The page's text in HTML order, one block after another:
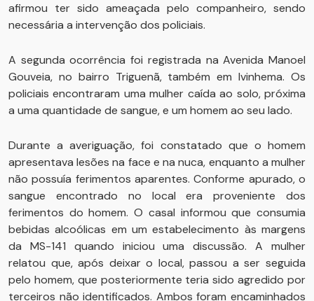
afirmou ter sido ameaçada pelo companheiro, sendo
necessária a intervenção dos policiais.
A segunda ocorrência foi registrada na Avenida Manoel
Gouveia, no bairro Triguenã, também em Ivinhema. Os
policiais encontraram uma mulher caída ao solo, próxima
a uma quantidade de sangue, e um homem ao seu lado.
Durante a averiguação, foi constatado que o homem
apresentava lesões na face e na nuca, enquanto a mulher
não possuía ferimentos aparentes. Conforme apurado, o
sangue encontrado no local era proveniente dos
ferimentos do homem. O casal informou que consumia
bebidas alcoólicas em um estabelecimento às margens
da MS-141 quando iniciou uma discussão. A mulher
relatou que, após deixar o local, passou a ser seguida
pelo homem, que posteriormente teria sido agredido por
terceiros não identificados. Ambos foram encaminhados